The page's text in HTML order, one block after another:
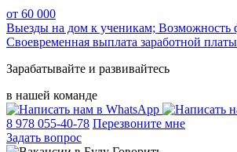
от 60 000
Выезды на дом к ученикам; Возможность
Своевременная выплата заработной
Зарабатывайте и развивайтесь
в нашей команде
8 978 055-40-78 Перезвоните мне
Задать вопрос